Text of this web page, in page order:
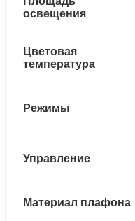
освещения
Цветовая
температура
Режимы
Управление
Материал плафона